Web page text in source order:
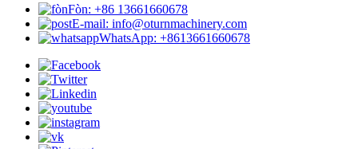
Fòn: +86 13661660678
E-mail: info@oturnmachinery.com
WhatsApp: +8613661660678